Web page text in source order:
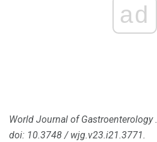
ad
World Journal of Gastroenterology.
doi: 10.3748 / wjg.v23.i21.3771.